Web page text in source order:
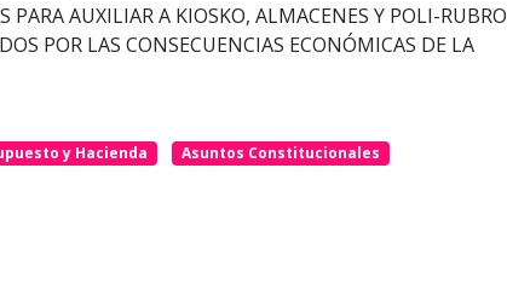
AUXILIAR A KIOSKO, ALMACENES Y POLI-RUBRO
POR LAS CONSECUENCIAS ECONÓMICAS DE LA
y Hacienda Asuntos Constitucionales